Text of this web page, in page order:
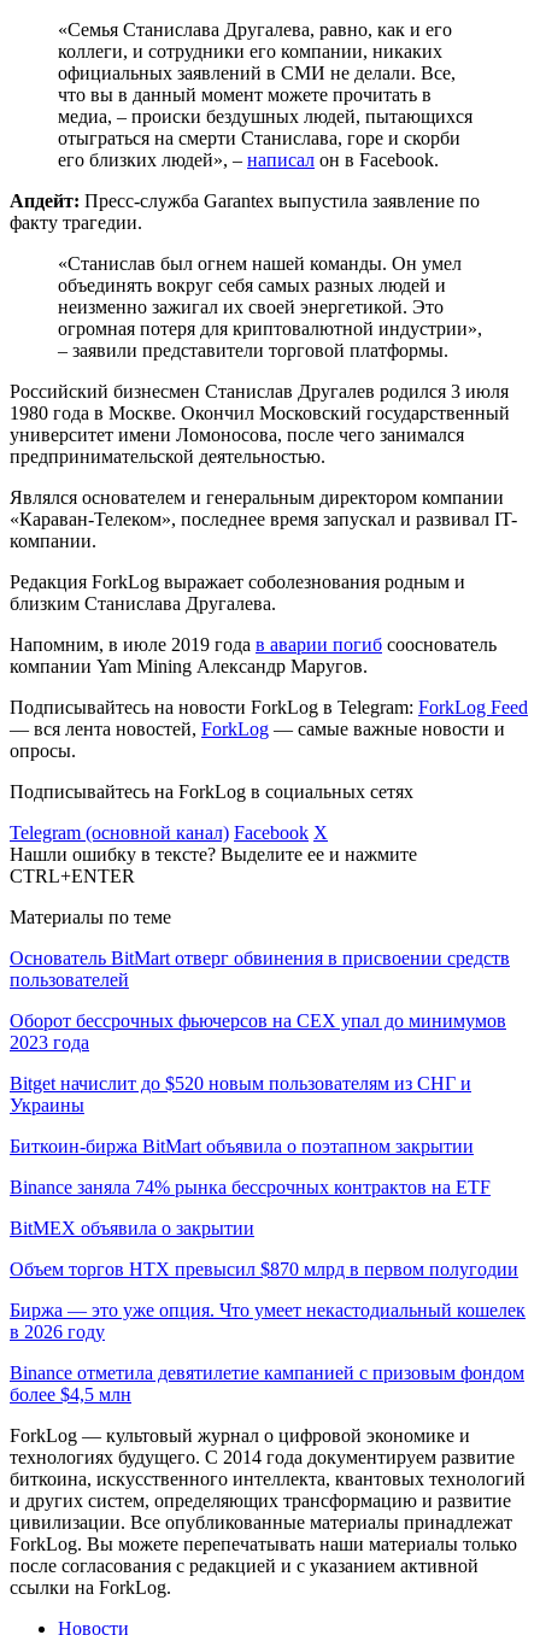
«Семья Станислава Другалева, равно, как и его
коллеги, и сотрудники его компании, никаких
официальных заявлений в СМИ не делали. Все,
что вы в данный момент можете прочитать в
медиа, – происки бездушных людей, пытающихся
отыграться на смерти Станислава, горе и скорби
его близких людей», – написал он в Facebook.
Апдейт: Пресс-служба Garantex выпустила заявление по
факту трагедии.
«Станислав был огнем нашей команды. Он умел
объединять вокруг себя самых разных людей и
неизменно зажигал их своей энергетикой. Это
огромная потеря для криптовалютной индустрии»,
– заявили представители торговой платформы.
Российский бизнесмен Станислав Другалев родился 3 июля
1980 года в Москве. Окончил Московский государственный
университет имени Ломоносова, после чего занимался
предпринимательской деятельностью.
Являлся основателем и генеральным директором компании
«Караван-Телеком», последнее время запускал и развивал IT-
компании.
Редакция ForkLog выражает соболезнования родным и
близким Станислава Другалева.
Напомним, в июле 2019 года в аварии погиб сооснователь
компании Yam Mining Александр Маругов.
Подписывайтесь на новости ForkLog в Telegram: ForkLog Feed
— вся лента новостей, ForkLog — самые важные новости и
опросы.
Подписывайтесь на ForkLog в социальных сетях
Telegram (основной канал) Facebook X
Нашли ошибку в тексте? Выделите ее и нажмите
CTRL+ENTER
Материалы по теме
Основатель BitMart отверг обвинения в присвоении средств
пользователей
Оборот бессрочных фьючерсов на CEX упал до минимумов
2023 года
Bitget начислит до $520 новым пользователям из СНГ и
Украины
Биткоин-биржа BitMart объявила о поэтапном закрытии
Binance заняла 74% рынка бессрочных контрактов на ETF
BitMEX объявила о закрытии
Объем торгов HTX превысил $870 млрд в первом полугодии
Биржа — это уже опция. Что умеет некастодиальный кошелек
в 2026 году
Binance отметила девятилетие кампанией с призовым фондом
более $4,5 млн
ForkLog — культовый журнал о цифровой экономике и
технологиях будущего. С 2014 года документируем развитие
биткоина, искусственного интеллекта, квантовых технологий
и других систем, определяющих трансформацию и развитие
цивилизации. Все опубликованные материалы принадлежат
ForkLog. Вы можете перепечатывать наши материалы только
после согласования с редакцией и с указанием активной
ссылки на ForkLog.
Новости